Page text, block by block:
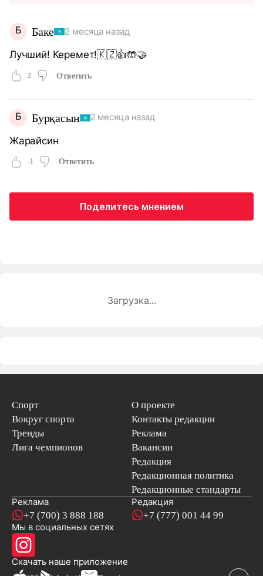
Б Баке 2 месяца назад
Лучший! Керемет!🇰🇿👍🤲🤝
2 Ответить
Б Бурқасын 2 месяца назад
Жарайсин
-1 Ответить
Поделитесь мнением
Загрузка...
Спорт
Вокруг спорта
Тренды
Лига чемпионов
О проекте
Контакты редакции
Реклама
Вакансии
Редакция
Редакционная политика
Редакционные стандарты
Реклама
+7 (700) 3 888 188
Редакция
+7 (777) 001 44 99
Мы в социальных сетях
Скачать наше приложениеновостей